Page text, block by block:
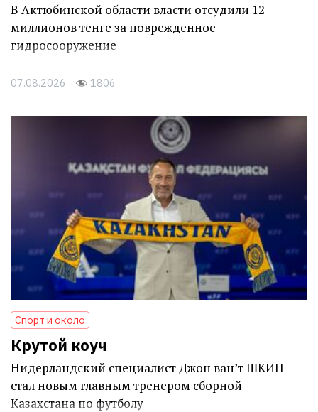
В Актюбинской области власти отсудили 12
миллионов тенге за поврежденное
гидросооружение
07.08.2026 1806
Спорт и около
Крутой коуч
Нидерландский специалист Джон ван’т ШКИП
стал новым главным тренером сборной
Казахстана по футболу